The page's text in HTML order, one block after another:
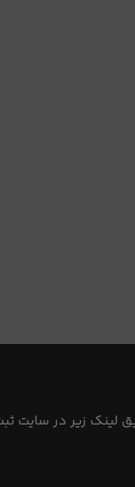
لینک زیر در سایت